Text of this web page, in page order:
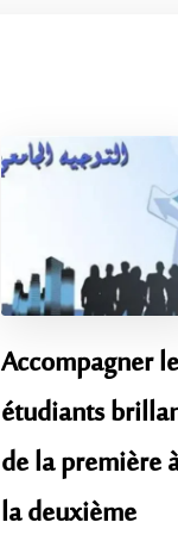
Accompagner
étudiants
de la première
la deuxième